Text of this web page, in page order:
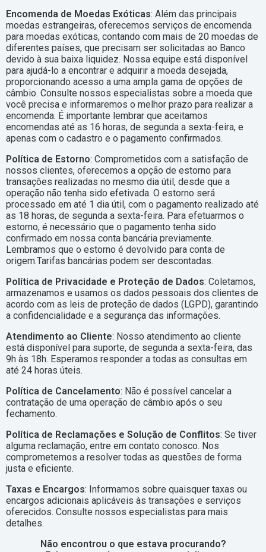
Encomenda de Moedas Exóticas: Além das principais
moedas estrangeiras, oferecemos serviços de encomenda
para moedas exóticas, contando com mais de 20 moedas de
diferentes países, que precisam ser solicitadas ao Banco
devido à sua baixa liquidez. Nossa equipe está disponível
para ajudá-lo a encontrar e adquirir a moeda desejada,
proporcionando acesso a uma ampla gama de opções de
câmbio. Consulte nossos especialistas sobre a moeda que
você precisa e informaremos o melhor prazo para realizar a
encomenda. É importante lembrar que aceitamos
encomendas até as 16 horas, de segunda a sexta-feira, e
apenas com o cadastro e o pagamento confirmados.
Política de Estorno: Comprometidos com a satisfação de
nossos clientes, oferecemos a opção de estorno para
transações realizadas no mesmo dia útil, desde que a
operação não tenha sido efetivada. O estorno será
processado em até 1 dia útil, com o pagamento realizado até
as 18 horas, de segunda a sexta-feira. Para efetuarmos o
estorno, é necessário que o pagamento tenha sido
confirmado em nossa conta bancária previamente.
Lembramos que o estorno é devolvido para conta de
origem.Tarifas bancárias podem ser descontadas.
Política de Privacidade e Proteção de Dados: Coletamos,
armazenamos e usamos os dados pessoais dos clientes de
acordo com as leis de proteção de dados (LGPD), garantindo
a confidencialidade e a segurança das informações.
Atendimento ao Cliente: Nosso atendimento ao cliente
está disponível para suporte, de segunda a sexta-feira, das
9h às 18h. Esperamos responder a todas as consultas em
até 24 horas úteis.
Política de Cancelamento: Não é possível cancelar a
contratação de uma operação de câmbio após o seu
fechamento.
Política de Reclamações e Solução de Conflitos: Se tiver
alguma reclamação, entre em contato conosco. Nos
comprometemos a resolver todas as questões de forma
justa e eficiente.
Taxas e Encargos: Informamos sobre quaisquer taxas ou
encargos adicionais aplicáveis às transações e serviços
oferecidos. Consulte nossos especialistas para mais
detalhes.
Não encontrou o que estava procurando?